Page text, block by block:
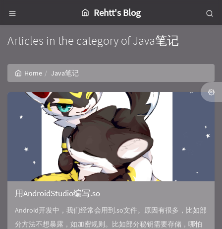
Rehtt's Blog
Articles in the category of Java笔记
Home Java笔记
用AndroidStudio编写.so
Android开发中，我们经常会用到.so文件。原因有很多，比如部
分方法不想暴露，如加密规则。比如部分秘钥需要存储，哪怕